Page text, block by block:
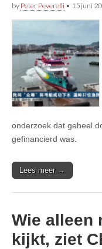
by Peter Peverelli • 15 juni
onderzoek dat geheel
gefinancierd was.
Lees meer →
Wie alleen
kijkt, ziet